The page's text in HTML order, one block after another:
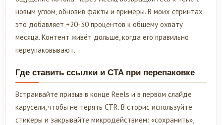
новым углом, обновив факты и примеры. В моих спринтах
это добавляет +20-30 процентов к общему охвату
месяца. Контент живёт дольше, когда его правильно
переупаковывают.
Где ставить ссылки и CTA при перепаковке
Встраивайте призыв в конце Reels и в первом слайде
карусели, чтобы не терять CTR. В сторис используйте
стикеры и закрывайте микродействием: «сохранить»,